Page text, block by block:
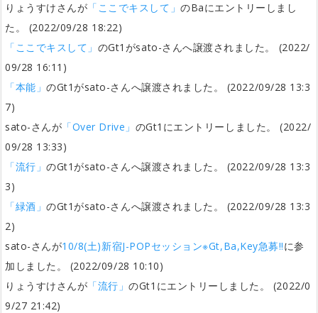
りょうすけさんが 「ここでキスして」のBaにエントリーしまし
た。 (2022/09/28 18:22)
「ここでキスして」 のGt1がsato-さんへ譲渡されました。 (2022/
09/28 16:11)
「本能」のGt1がsato-さんへ譲渡されました。 (2022/09/28 13:3
7)
sato-さんが 「Over Drive」 のGt1にエントリーしました。 (2022/
09/28 13:33)
「流行」のGt1がsato-さんへ譲渡されました。 (2022/09/28 13:3
3)
「緑酒」のGt1がsato-さんへ譲渡されました。 (2022/09/28 13:3
2)
sato-さんが10/8(土)新宿J-POPセッション※Gt,Ba,Key急募!!に参
加しました。 (2022/09/28 10:10)
りょうすけさんが 「流行」のGt1にエントリーしました。 (2022/0
9/27 21:42)